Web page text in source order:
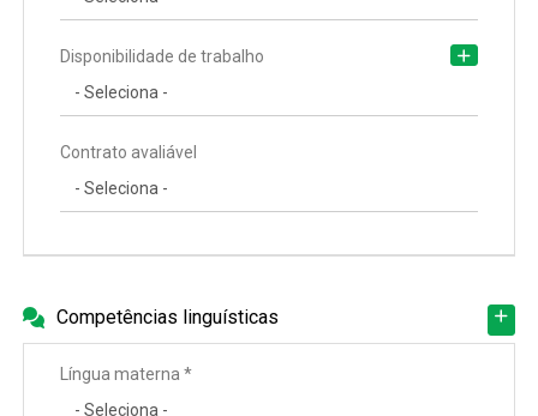
Disponibilidade de trabalho
Contrato avaliável
Competências linguísticas
Língua materna *